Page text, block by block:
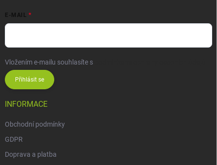
E-MAIL
Vložením e-mailu souhlasíte s
Přihlásit se
INFORMACE
Obchodní podmínky
GDPR
Doprava a platba